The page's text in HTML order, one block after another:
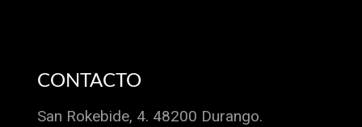
CONTACTO
San Rokebide, 4. 48200 Durango.